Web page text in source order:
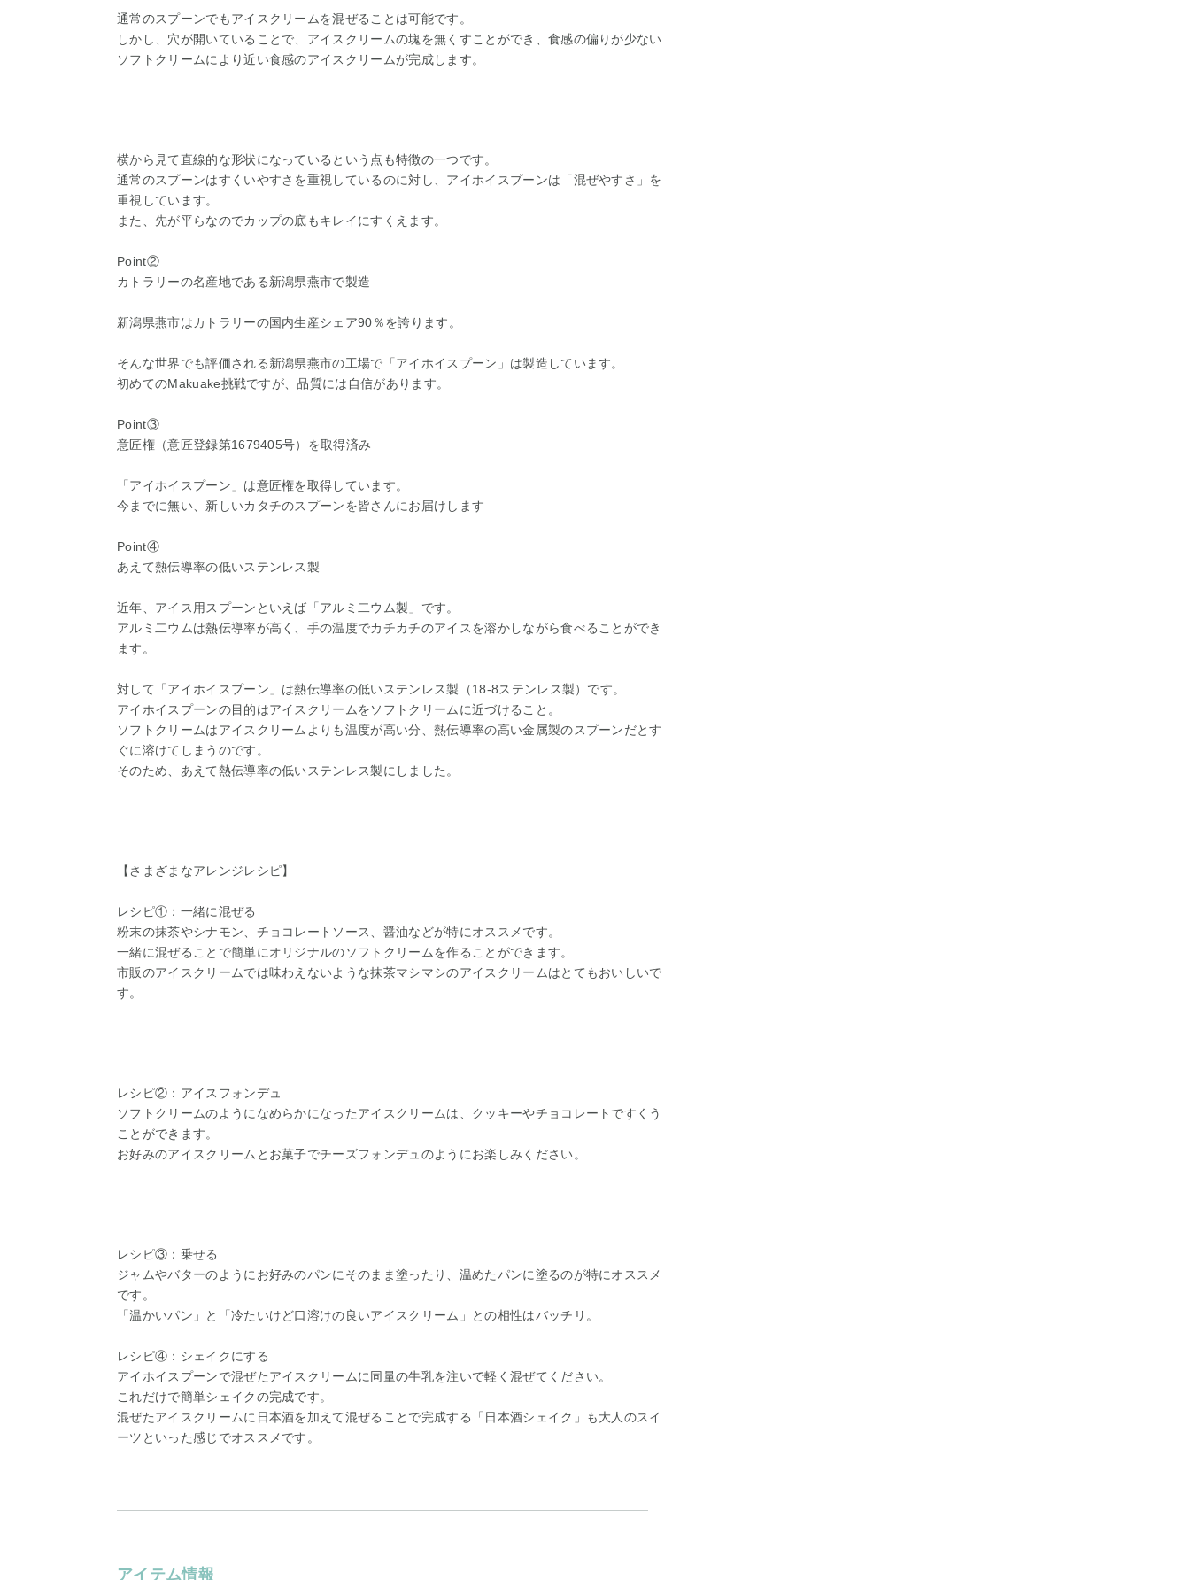
通常のスプーンでもアイスクリームを混ぜることは可能です。
しかし、穴が開いていることで、アイスクリームの塊を無くすことができ、食感の偏りが少ない
ソフトクリームにより近い食感のアイスクリームが完成します。
横から見て直線的な形状になっているという点も特徴の一つです。
通常のスプーンはすくいやすさを重視しているのに対し、アイホイスプーンは「混ぜやすさ」を
重視しています。
また、先が平らなのでカップの底もキレイにすくえます。
Point②
カトラリーの名産地である新潟県燕市で製造
新潟県燕市はカトラリーの国内生産シェア90％を誇ります。
そんな世界でも評価される新潟県燕市の工場で「アイホイスプーン」は製造しています。
初めてのMakuake挑戦ですが、品質には自信があります。
Point③
意匠権（意匠登録第1679405号）を取得済み
「アイホイスプーン」は意匠権を取得しています。
今までに無い、新しいカタチのスプーンを皆さんにお届けします
Point④
あえて熱伝導率の低いステンレス製
近年、アイス用スプーンといえば「アルミ二ウム製」です。
アルミ二ウムは熱伝導率が高く、手の温度でカチカチのアイスを溶かしながら食べることができ
ます。
対して「アイホイスプーン」は熱伝導率の低いステンレス製（18-8ステンレス製）です。
アイホイスプーンの目的はアイスクリームをソフトクリームに近づけること。
ソフトクリームはアイスクリームよりも温度が高い分、熱伝導率の高い金属製のスプーンだとす
ぐに溶けてしまうのです。
そのため、あえて熱伝導率の低いステンレス製にしました。
【さまざまなアレンジレシピ】
レシピ①：一緒に混ぜる
粉末の抹茶やシナモン、チョコレートソース、醤油などが特にオススメです。
一緒に混ぜることで簡単にオリジナルのソフトクリームを作ることができます。
市販のアイスクリームでは味わえないような抹茶マシマシのアイスクリームはとてもおいしいで
す。
レシピ②：アイスフォンデュ
ソフトクリームのようになめらかになったアイスクリームは、クッキーやチョコレートですくう
ことができます。
お好みのアイスクリームとお菓子でチーズフォンデュのようにお楽しみください。
レシピ③：乗せる
ジャムやバターのようにお好みのパンにそのまま塗ったり、温めたパンに塗るのが特にオススメ
です。
「温かいパン」と「冷たいけど口溶けの良いアイスクリーム」との相性はバッチリ。
レシピ④：シェイクにする
アイホイスプーンで混ぜたアイスクリームに同量の牛乳を注いで軽く混ぜてください。
これだけで簡単シェイクの完成です。
混ぜたアイスクリームに日本酒を加えて混ぜることで完成する「日本酒シェイク」も大人のスイ
ーツといった感じでオススメです。
アイテム情報